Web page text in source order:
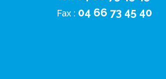
Fax : 04 66 73 45 40